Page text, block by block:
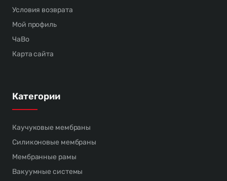
Условия возврата
Мой профиль
ЧаВо
Карта сайта
Категории
Каучуковые мембраны
Силиконовые мембраны
Мембранные рамы
Вакуумные системы